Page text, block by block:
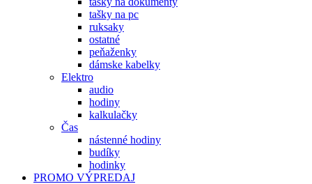
tašky na pc
ruksaky
ostatné
peňaženky
dámske kabelky
Elektro
audio
hodiny
kalkulačky
Čas
nástenné hodiny
budíky
hodinky
PROMO VÝPREDAJ